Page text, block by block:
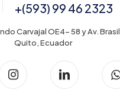
+(593) 99 46 2323
Carvajal OE4- 58 y Av. Brasil
Quito, Ecuador